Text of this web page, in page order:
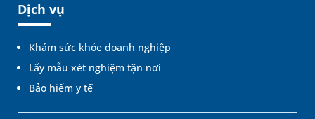
Dịch vụ
Khám sức khỏe doanh nghiệp
Lấy mẫu xét nghiệm tận nơi
Bảo hiểm y tế